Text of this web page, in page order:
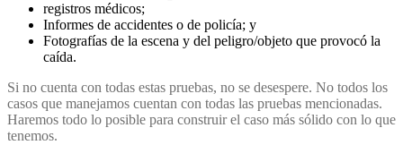
registros médicos;
Informes de accidentes o de policía; y
Fotografías de la escena y del peligro/objeto que provocó la
caída.
Si no cuenta con todas estas pruebas, no se desespere. No todos los
casos que manejamos cuentan con todas las pruebas mencionadas.
Haremos todo lo posible para construir el caso más sólido con lo que
tenemos.